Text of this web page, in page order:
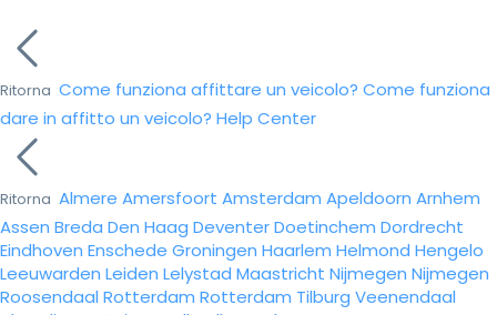
Ritorna Come funziona affittare un veicolo? Come funziona
dare in affitto un veicolo? Help Center
Ritorna Almere Amersfoort Amsterdam Apeldoorn Arnhem
Assen Breda Den Haag DeventerDoetinchem Dordrecht
Eindhoven Enschede Groningen Haarlem Helmond Hengelo
Leeuwarden Leiden Lelystad Maastricht Nijmegen Nijmegen
Roosendaal Rotterdam Rotterdam Tilburg Veenendaal